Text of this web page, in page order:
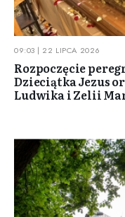
09:03 | 22 LIPCA 2026
Rozpoczęcie
Dzieciątka Jezus
Ludwika i Zelii